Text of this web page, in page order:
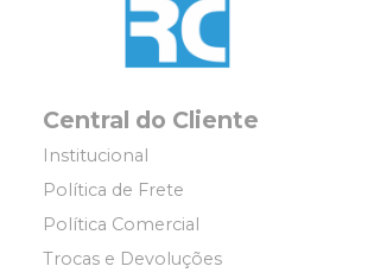
Central do Cliente
Institucional
Política de Frete
Política Comercial
Trocas e Devoluções